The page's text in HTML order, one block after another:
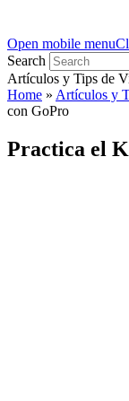
Open mobile menu
Search
Artículos y Tips de
Home » Artículos y
con GoPro
Practica el